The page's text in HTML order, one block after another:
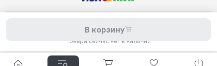
В корзину
Товара сейчас нет в наличии
самокатов, запчастей для самокатов, аксессуаров, экипировки,
одежды и обуви.